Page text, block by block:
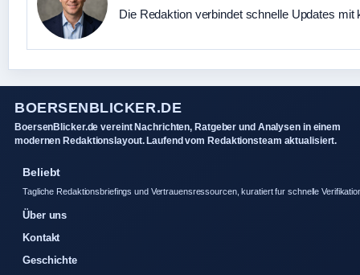
Die Redaktion verbindet schnelle Updates mit
BOERSENBLICKER.DE
BoersenBlicker.de vereint Nachrichten, Ratgeber und Analysen in einem
modernen Redaktionslayout. Laufend vom Redaktionsteam aktualisiert.
Beliebt
Tagliche Redaktionsbriefings und Vertrauensressourcen, kuratiert fur schnelle
Über uns
Kontakt
Geschichte